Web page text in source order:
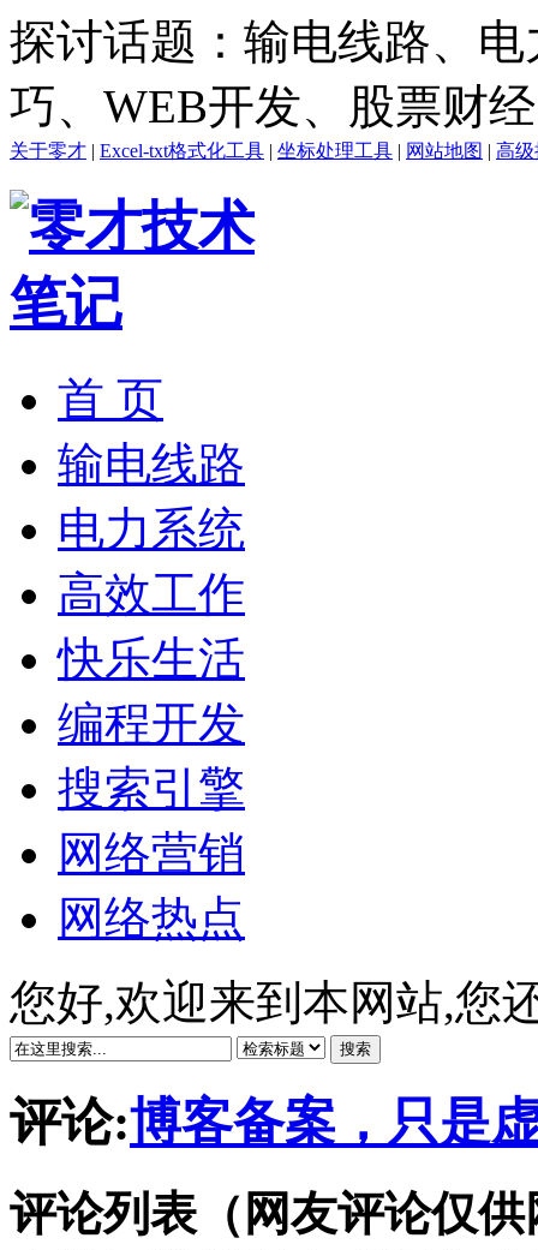
探讨话题：输电线路、
巧、WEB开发、股票财
关于零才 | Excel-txt格式化工具 | 坐标处理工具 | 网站地图 | 高
首 页
输电线路
电力系统
高效工作
快乐生活
编程开发
搜索引擎
网络营销
网络热点
您好,欢迎来到本网站,您
搜索
评论:博客备案，只是
评论列表（网友评论仅